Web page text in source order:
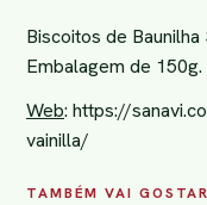
Biscoitos de Baunilha
Embalagem de 150g.
Web: https://
vainilla/
TAMBÉM VAI GOSTAR